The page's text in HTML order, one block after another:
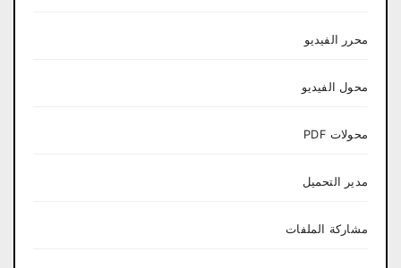
محرر الفيديو
محول الفيديو
محولات PDF
مدير التحميل
مشاركة الملفات